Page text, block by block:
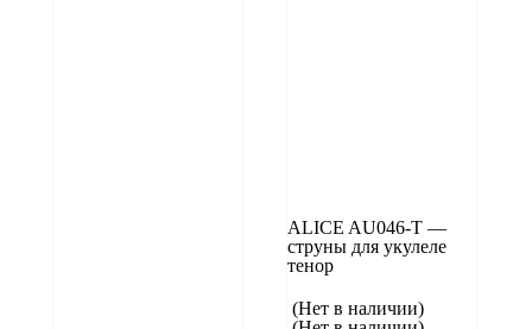
ALICE AU046-T —
струны для укулеле
тенор
(Нет в наличии)